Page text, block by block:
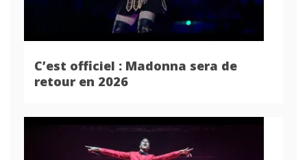
C’est officiel : Madonna sera de
retour en 2026